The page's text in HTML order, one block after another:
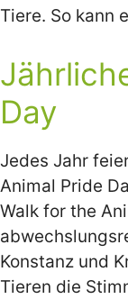
Tiere. So kann
Day
Jedes Jahr
Animal Pride
Walk for the
Konstanz und
Tieren die